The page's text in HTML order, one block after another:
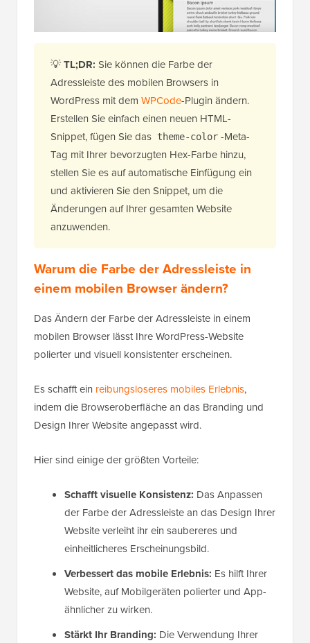
💡TL;DR: Sie können die Farbe der
Adressleiste des mobilen Browsers in
WordPress mit dem WPCode-Plugin ändern.
Erstellen Sie einfach einen neuen HTML-
Snippet, fügen Sie das theme-color -Meta-
Tag mit Ihrer bevorzugten Hex-Farbe hinzu,
stellen Sie es auf automatische Einfügung ein
und aktivieren Sie den Snippet, um die
Änderungen auf Ihrer gesamten Website
anzuwenden.
Warum die Farbe der Adressleiste in
einem mobilen Browser ändern?
Das Ändern der Farbe der Adressleiste in einem
mobilen Browser lässt Ihre WordPress-Website
polierter und visuell konsistenter erscheinen.
Es schafft ein reibungsloseres mobiles Erlebnis,
indem die Browseroberfläche an das Branding und
Design Ihrer Website angepasst wird.
Hier sind einige der größten Vorteile:
Schafft visuelle Konsistenz: Das Anpassen
der Farbe der Adressleiste an das Design Ihrer
Website verleiht ihr ein saubereres und
einheitlicheres Erscheinungsbild.
Verbessert das mobile Erlebnis: Es hilft Ihrer
Website, auf Mobilgeräten polierter und App-
ähnlicher zu wirken.
Stärkt Ihr Branding: Die Verwendung Ihrer